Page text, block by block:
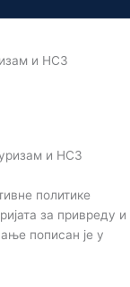
и НСЗ
политике
за привреду и
пописан је у